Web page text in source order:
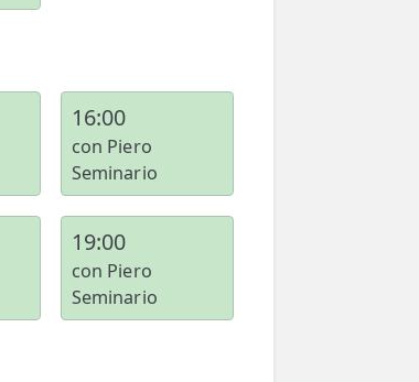
16:00
con Piero
Seminario
19:00
con Piero
Seminario